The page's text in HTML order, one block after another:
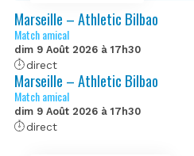
Marseille – Athletic Bilbao
Match amical
dim 9 Août 2026 à 17h30
direct
Marseille – Athletic Bilbao
Match amical
dim 9 Août 2026 à 17h30
direct